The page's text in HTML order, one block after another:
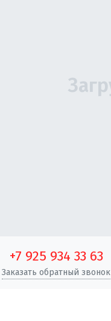
+7 925 934 33 63
Заказать обратный звонок